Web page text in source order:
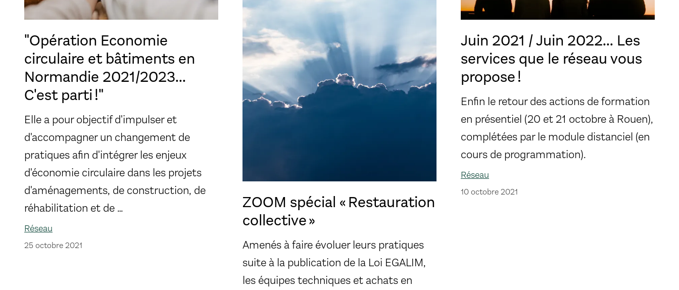
"Opération Economie
circulaire et bâtiments en
Normandie 2021/2023...
C'est parti !"
Elle a pour objectif d'impulser et
d'accompagner un changement de
pratiques afin d'intégrer les enjeux
d'économie circulaire dans les projets
d'aménagements, de construction, de
réhabilitation et de …
Réseau
25 octobre 2021
ZOOM spécial « Restauration
collective »
Amenés à faire évoluer leurs pratiques
suite à la publication de la Loi EGALIM,
les équipes techniques et achats en
Juin 2021 / Juin 2022... Les
services que le réseau vous
propose !
Enfin le retour des actions de formation
en présentiel (20 et 21 octobre à Rouen),
complétées par le module distanciel (en
cours de programmation).
Réseau
10 octobre 2021